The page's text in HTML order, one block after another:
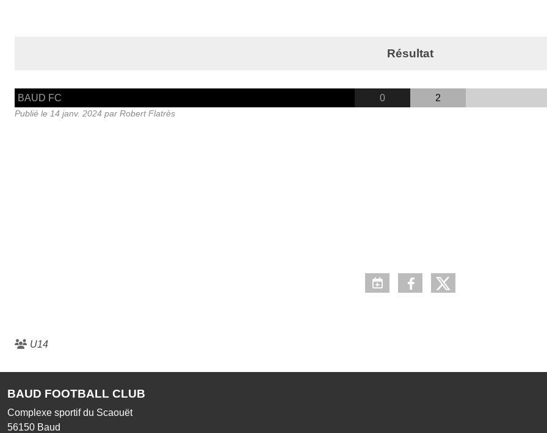
Résultat
BAUD FC 0 2
Publié le 14 janv. 2024 par Robert Flatrès
U14
BAUD FOOTBALL CLUB
Complexe sportif du Scaouët
56150 Baud